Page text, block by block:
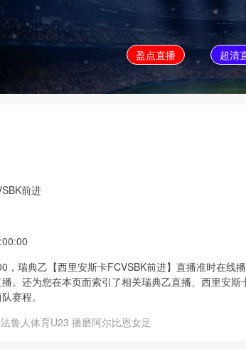
盈点直播 超清
前进
，瑞典乙【西里安斯卡FCVSBK前进】直播准时在线
。还为您在本页面索引了相关瑞典乙直播、西里安
赛程。
法鲁人体育U23 播磨阿尔比恩女足